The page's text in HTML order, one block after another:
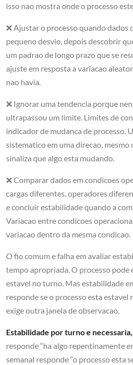
isso nao mostra onde o processo
❌ Ajustar o processo quando dados
pequeno desvio, depois descobrir
um padrao de longo prazo que se
ajuste em resposta a variacao
nao havia.
❌ Ignorar uma tendencia porque
ultrapassou um limite. Limites de
indicador de mudanca de processo.
sistematico em uma direcao,
sinaliza que algo esta mudando.
❌ Comparar dados em condicoes
cargas diferentes, operadores
e concluir estabilidade quando a
Variacao entre condicoes
variacao dentro da mesma condicao.
O fio comum e falha em avaliar
tempo apropriada. O processo pode
estavel no turno. Mas estabilidade
responde se o processo esta estavel
exige outra janela de observacao.
Estabilidade por turno e
responde “ha algo repentinamente
semanal responde “o processo esta